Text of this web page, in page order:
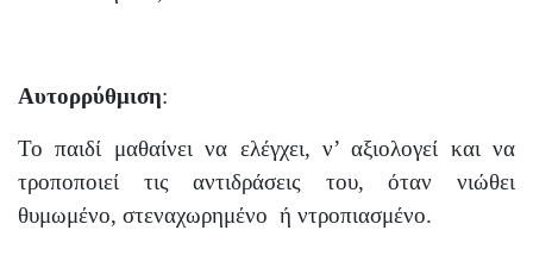
Αυτορρύθμιση:
Το παιδί μαθαίνει να ελέγχει, ν’ αξιολογεί και να
τροποποιεί τις αντιδράσεις του, όταν νιώθει
θυμωμένο, στεναχωρημένο ή ντροπιασμένο.